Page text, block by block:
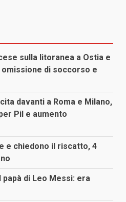
sulla litoranea a Ostia e
di soccorso e
davanti a Roma e Milano,
Pil e aumento
e chiedono il riscatto, 4
di Leo Messi: era